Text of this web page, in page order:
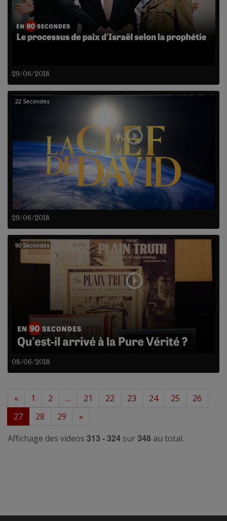
29/06/2018
29/06/2018
22 Secondes
08/06/2018
90 Secondes
« 1 2 … 21 22 23 24 25
26
27
28 29
»
Affichage des videos 313 - 324 sur348 au total.